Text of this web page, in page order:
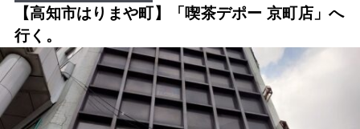
【高知市はりまや町】「喫茶デポー 京町店」へ
行く。